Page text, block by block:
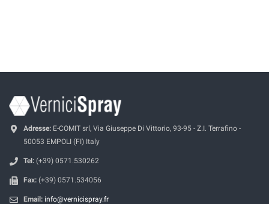
Adresse: E-COMIT srl, Via Giuseppe Di Vittorio, 93-95 - Z.I. Terrafino -
50053 EMPOLI (FI) Italy
Tel: (+39) 0571.530262
Fax: (+39) 0571.534056
Email: info@vernicispray.fr